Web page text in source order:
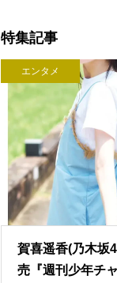
特集記事
エンタメ
賀喜遥香(乃木
売『週刊少年チ